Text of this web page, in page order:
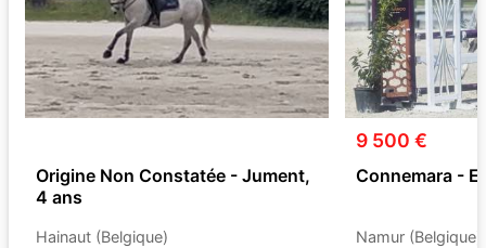
Origine Non Constatée - Jument,
4 ans
Hainaut (Belgique)
9 500 €
Connemara -
Namur (Belgique)